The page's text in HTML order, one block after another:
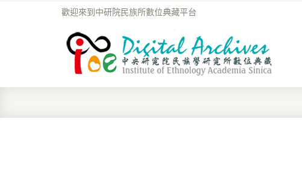
歡迎來到中研院民族所數位典藏平台